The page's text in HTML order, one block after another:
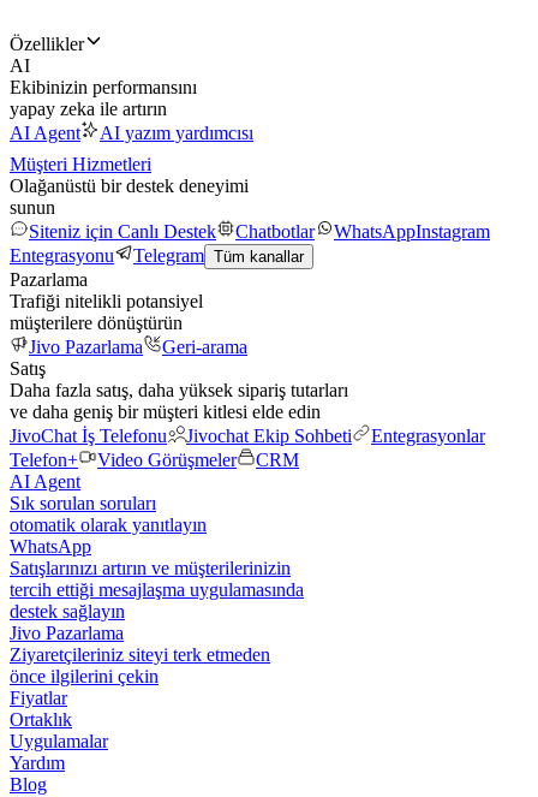
Özellikler
AI
Ekibinizin performansını
yapay zeka ile artırın
AI Agent
AI yazım yardımcısı
Müşteri Hizmetleri
Olağanüstü bir destek deneyimi
sunun
Siteniz için Canlı Destek
Chatbotlar WhatsAppInstagram
Entegrasyonu
Telegram Tüm kanallar
Pazarlama
Trafiği nitelikli potansiyel
müşterilere dönüştürün
Jivo Pazarlama
Geri-arama
Satış
Daha fazla satış, daha yüksek sipariş tutarları
ve daha geniş bir müşteri kitlesi elde edin
JivoChat İş Telefonu
Jivochat Ekip Sohbeti
Entegrasyonlar
Telefon+
Video Görüşmeler
CRM
AI Agent
Sık sorulan soruları
otomatik olarak yanıtlayın
WhatsApp
Satışlarınızı artırın ve müşterilerinizin
tercih ettiği mesajlaşma uygulamasında
destek sağlayın
Jivo Pazarlama
Ziyaretçileriniz siteyi terk etmeden
önce ilgilerini çekin
Fiyatlar
Ortaklık
Uygulamalar
Yardım
Blog